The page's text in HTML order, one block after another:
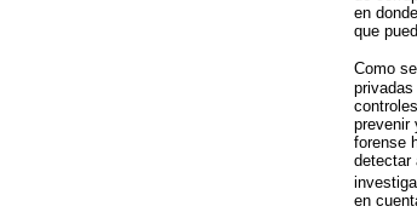
en
que
Como
prevenir
forense
detectar
en